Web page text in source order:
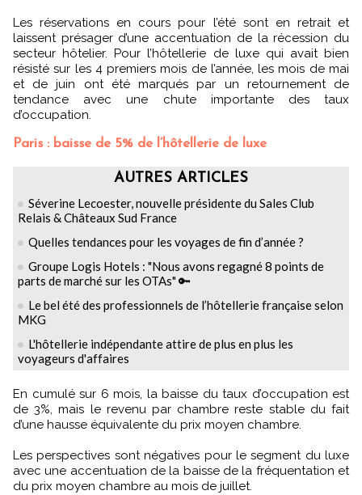
Les réservations en cours pour l’été sont en retrait et
laissent présager d’une accentuation de la récession du
secteur hôtelier. Pour l’hôtellerie de luxe qui avait bien
résisté sur les 4 premiers mois de l’année, les mois de mai
et de juin ont été marqués par un retournement de
tendance avec une chute importante des taux
d’occupation.
Paris : baisse de 5% de l’hôtellerie de luxe
AUTRES ARTICLES
Séverine Lecoester, nouvelle présidente du Sales Club
Relais & Châteaux Sud France
Quelles tendances pour les voyages de fin d’année ?
Groupe Logis Hotels : "Nous avons regagné 8 points de
parts de marché sur les OTAs" 🔑
Le bel été des professionnels de l’hôtellerie française selon
MKG
L'hôtellerie indépendante attire de plus en plus les
voyageurs d'affaires
En cumulé sur 6 mois, la baisse du taux d’occupation est
de 3%, mais le revenu par chambre reste stable du fait
d’une hausse équivalente du prix moyen chambre.
Les perspectives sont négatives pour le segment du luxe
avec une accentuation de la baisse de la fréquentation et
du prix moyen chambre au mois de juillet.